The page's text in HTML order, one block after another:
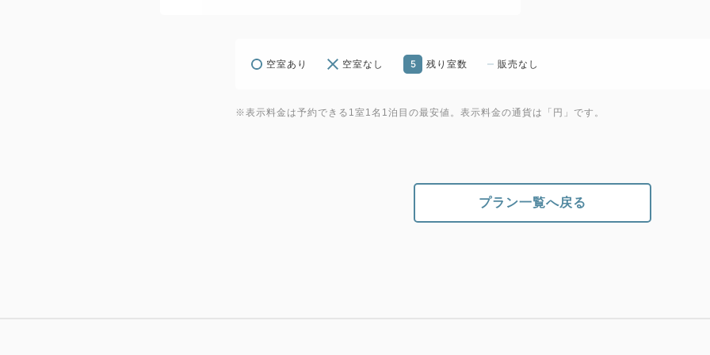
家族でお楽しみいただけるメ
空室あり 空室なし 5 残り室数 販売なし
※表示料金は予約できる1室1名1泊目の最安値。表示料金の通貨は「円」です。
プラン一覧へ戻る